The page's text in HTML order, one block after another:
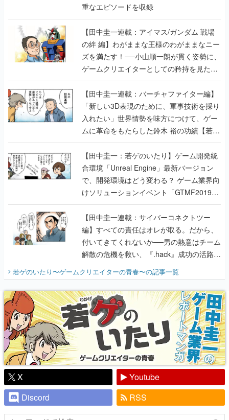
重なエピソードを収録
【田中圭一連載：アイマス/ガンダム 戦場
の絆 編】わがままな王様のわがままなニー
ズを満たす！──小山順一朗が貫く姿勢に、
ゲームクリエイターとしての矜持を見た
【若ゲのいたり最終回】
【田中圭一連載：バーチャファイター編】
「新しい3D表現のために、軍事技術を採り
入れたい」世界情勢を味方につけて、ゲー
ムに革命をもたらした鈴木 裕の功績【若ゲ
のいたり】
【田中圭一：若ゲのいたり】ゲーム開発統
合環境「Unreal Engine」最新バージョン
で、開発環境はどう変わる？ ゲーム業界向
けソリューションイベント「GTMF2019」
に行って、より理解を深めよう【PR】
【田中圭一連載：サイバーコネクトツー
編】すべての責任はオレが取る。だから、
付いてきてくれないか──男の熱意はチーム
解散の危機を救い、『.hack』成功の活路を
『少年ジャンプ』色だった【若ゲのいた
り】
若ゲのいたり〜ゲームクリエイターの青春〜の記事一覧
X
Youtube
Discord
RSS